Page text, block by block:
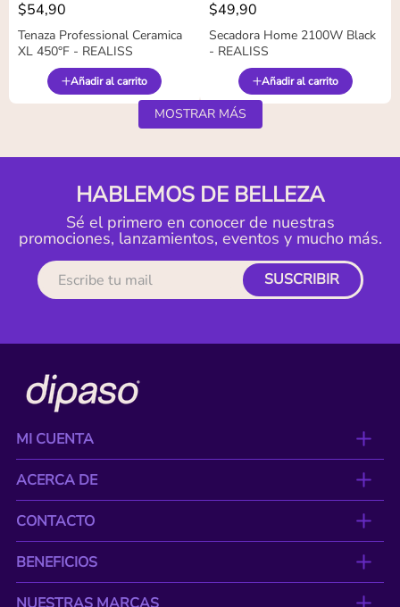
$54,90
Tenaza Professional Ceramica
XL 450°F - REALISS
Añadir al carrito
$49,90
Secadora Home 2100W Black
- REALISS
Añadir al carrito
MOSTRAR MÁS
HABLEMOS DE BELLEZA
Sé el primero en conocer de nuestras
promociones, lanzamientos, eventos y mucho más.
SUSCRIBIR
MI CUENTA
ACERCA DE
CONTACTO
BENEFICIOS
NUESTRAS MARCAS